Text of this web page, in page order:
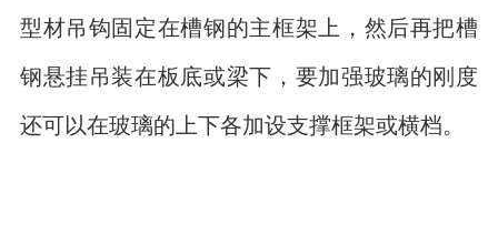
型材吊钩固定在槽钢的主框架上，然后再把槽
钢悬挂吊装在板底或梁下，要加强玻璃的刚度
还可以在玻璃的上下各加设支撑框架或横档。